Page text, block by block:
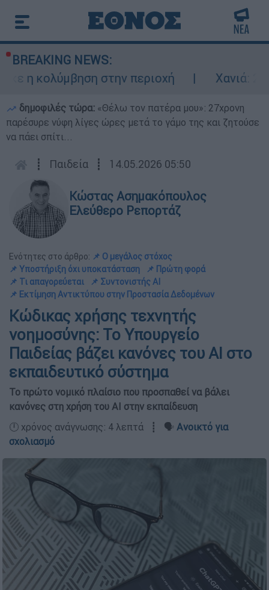
BREAKING NEWS:
στην περιοχή
Χανιά:
δημοφιλές τώρα: «Θέλω τον πατέρα μου»: 27χρονη
παρέσυρε νύφη λίγες ώρες μετά το γάμο της και ζητούσε
να πάει σπίτι...
┋ Παιδεία ┋ 14.05.2026 05:50
Κώστας Ασημακόπουλος
Ελεύθερο Ρεπορτάζ
Ενότητες στο άρθρο: 📌 Ο μεγάλος στόχος
📌 Υποστήριξη όχι υποκατάσταση
📌 Πρώτη φορά
📌 Τι απαγορεύεται
📌 Συντονιστής ΑΙ
📌 Εκτίμηση Αντικτύπου στην Προστασία Δεδομένων
Κώδικας χρήσης τεχνητής
νοημοσύνης: Το Υπουργείο
Παιδείας βάζει κανόνες του ΑΙ στο
εκπαιδευτικό σύστημα
Το πρώτο νομικό πλαίσιο που προσπαθεί να βάλει
κανόνες στη χρήση του ΑΙ στην εκπαίδευση
🕛 χρόνος ανάγνωσης: 4 λεπτά ┋ 🗣️ Ανοικτό για
σχολιασμό